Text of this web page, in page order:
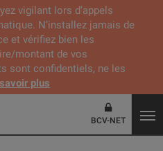
vigilant lors d’appels
N’installez jamais de
et vérifiez bien les
montant de vos
sont confidentiels, ne les
plus
BCV-NET